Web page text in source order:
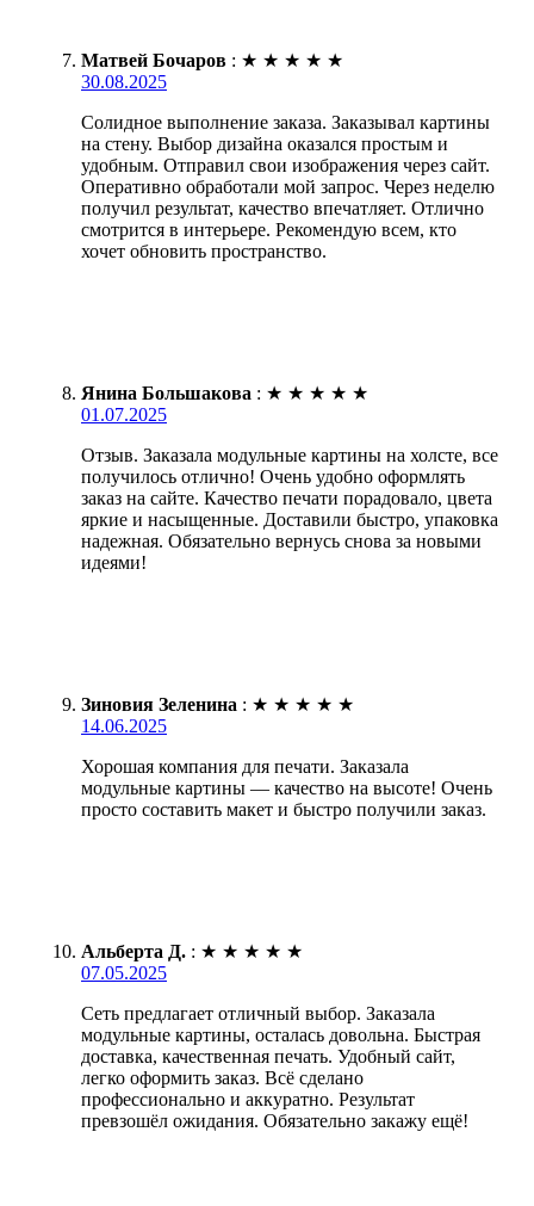
Матвей Бочаров : ★ ★ ★ ★ ★
30.08.2025
Солидное выполнение заказа. Заказывал картины
на стену. Выбор дизайна оказался простым и
удобным. Отправил свои изображения через сайт.
Оперативно обработали мой запрос. Через неделю
получил результат, качество впечатляет. Отлично
смотрится в интерьере. Рекомендую всем, кто
хочет обновить пространство.
Янина Большакова : ★ ★ ★ ★ ★
01.07.2025
Отзыв. Заказала модульные картины на холсте, все
получилось отлично! Очень удобно оформлять
заказ на сайте. Качество печати порадовало, цвета
яркие и насыщенные. Доставили быстро, упаковка
надежная. Обязательно вернусь снова за новыми
идеями!
Зиновия Зеленина : ★ ★ ★ ★ ★
14.06.2025
Хорошая компания для печати. Заказала
модульные картины — качество на высоте! Очень
просто составить макет и быстро получили заказ.
Альберта Д. : ★ ★ ★ ★ ★
07.05.2025
Сеть предлагает отличный выбор. Заказала
модульные картины, осталась довольна. Быстрая
доставка, качественная печать. Удобный сайт,
легко оформить заказ. Всё сделано
профессионально и аккуратно. Результат
превзошёл ожидания. Обязательно закажу ещё!